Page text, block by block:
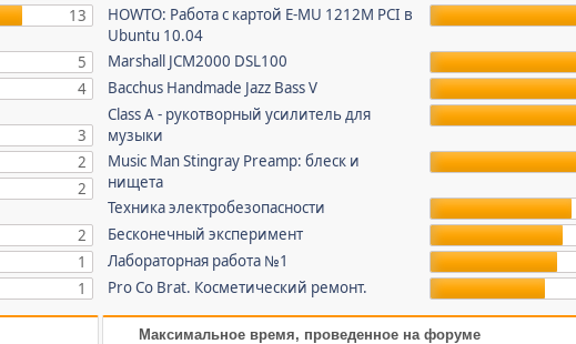
13
5
4
3
2
2
2
1
1
HOWTO: Работа с картой E-MU 1212M PCI в
Ubuntu 10.04
Marshall JCM2000 DSL100
Bacchus Handmade Jazz Bass V
Class A - рукотворный усилитель для
музыки
Music Man Stingray Preamp: блеск и
нищета
Техника электробезопасности
Бесконечный эксперимент
Лабораторная работа №1
Pro Co Brat. Косметический ремонт.
Максимальное время, проведенное на форуме